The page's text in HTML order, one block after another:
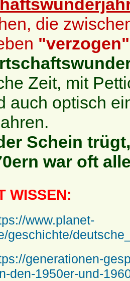
die
"verzogen"
Zeit, mit
auch optisch
Schein
war oft
WISSEN:
www.planet-
geschichte/
generationen-
den-1950er-und-